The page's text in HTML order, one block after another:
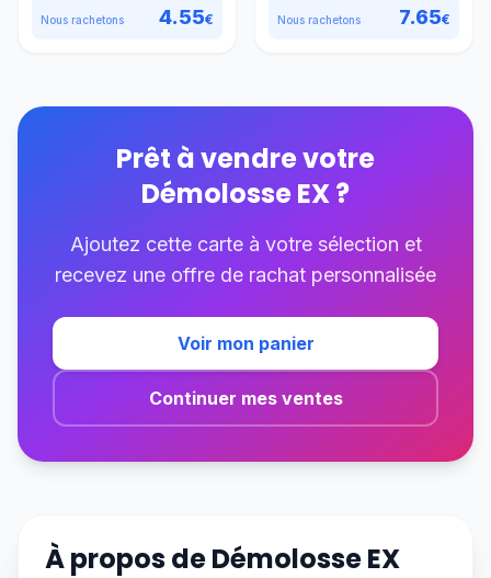
Nous rachetons 4.55€ Nous rachetons 7.65€
Prêt à vendre votre
Démolosse EX?
Ajoutez cette carte à votre sélection et
recevez une offre de rachat personnalisée
Voir mon panier
Continuer mes ventes
À propos deDémolosse EX